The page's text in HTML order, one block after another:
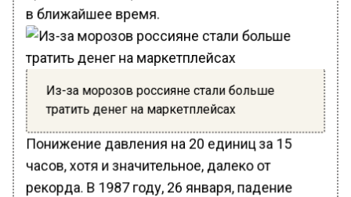
в ближайшее время.
Из-за морозов россияне стали больше
тратить денег на маркетплейсах
Понижение давления на 20 единиц за 15
часов, хотя и значительное, далеко от
рекорда. В 1987 году, 26 января, падение